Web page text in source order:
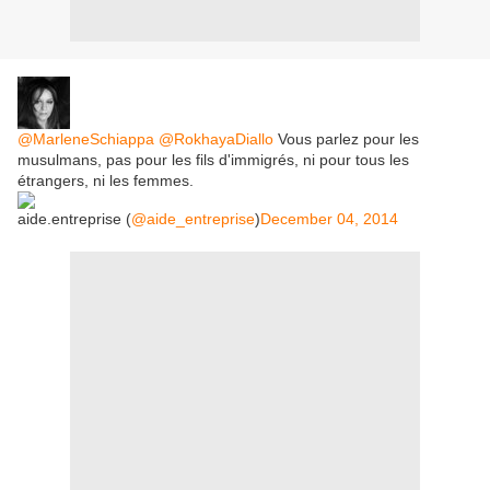
@MarleneSchiappa @RokhayaDiallo Vous parlez pour les
musulmans, pas pour les fils d'immigrés, ni pour tous les
étrangers, ni les femmes.
aide.entreprise (@aide_entreprise)December 04, 2014